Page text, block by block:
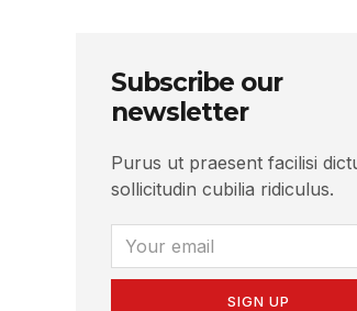
Subscribe our
newsletter
Purus ut praesent facilisi
sollicitudin cubilia ridiculus.
SIGN UP